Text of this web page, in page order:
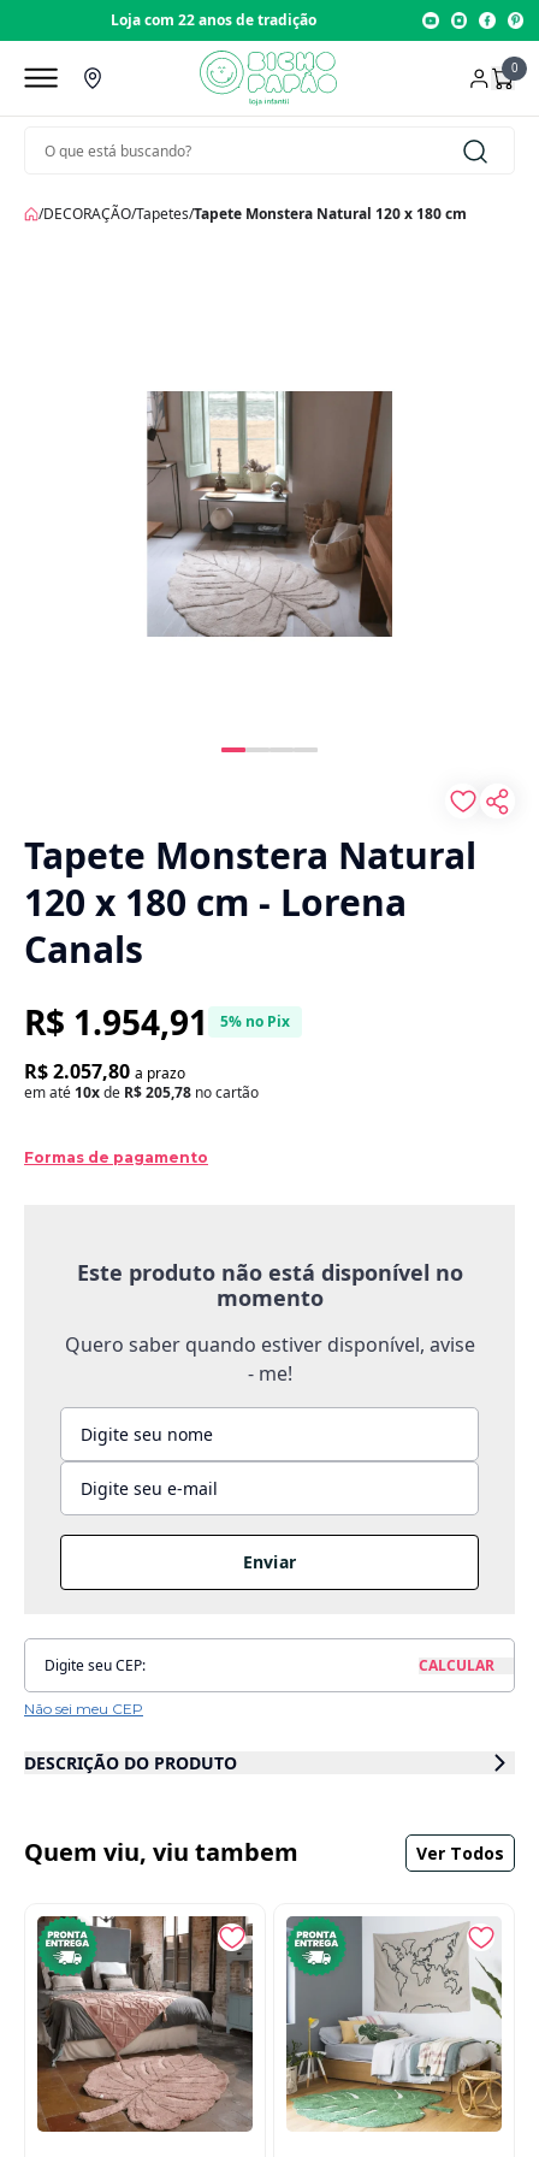
Loja com 22 anos de tradição
0
/DECORAÇÃO/Tapetes/Tapete Monstera Natural 120 x 180 cm
Tapete Monstera Natural
120 x 180 cm - Lorena
Canals
R$ 1.954,91 5% no Pix
R$ 2.057,80 a prazo
em até 10xde R$ 205,78 no cartão
Formas de pagamento
Este produto não está disponível no
momento
Quero saber quando estiver disponível, avise
- me!
Enviar
Não sei meu CEP
DESCRIÇÃO DO PRODUTO
peça pode ser facilmente combinada em ambientes infantis, como
quartos e brinquedotecas, assim como salas, quartos, cozinhas,
Tamanho: 140 x 200 cm
Cor: Verde
Materiais: Algodão natural
Peso: 5.500kg
Dimensões das embalagem: 66 × 44 × 13 cm
Dimensões do produto: 140 x 200 cm
Tapete retangular com base algodão natural e desenhos de plantas em
Quem viu, viu tambem Ver Todos